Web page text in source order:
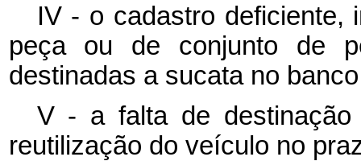
IV - o cadastro deficiente,
peça ou de conjunto de
destinadas a sucata no
V - a falta de
reutilização do veículo no